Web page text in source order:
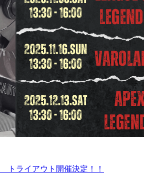
トライアウト開催決定！！